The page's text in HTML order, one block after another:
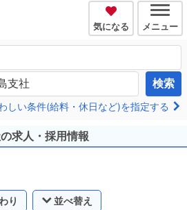
気になる メニュー
検索
しい条件(給料・休日など)を指定する
求人・採用情報
り 並べ替え